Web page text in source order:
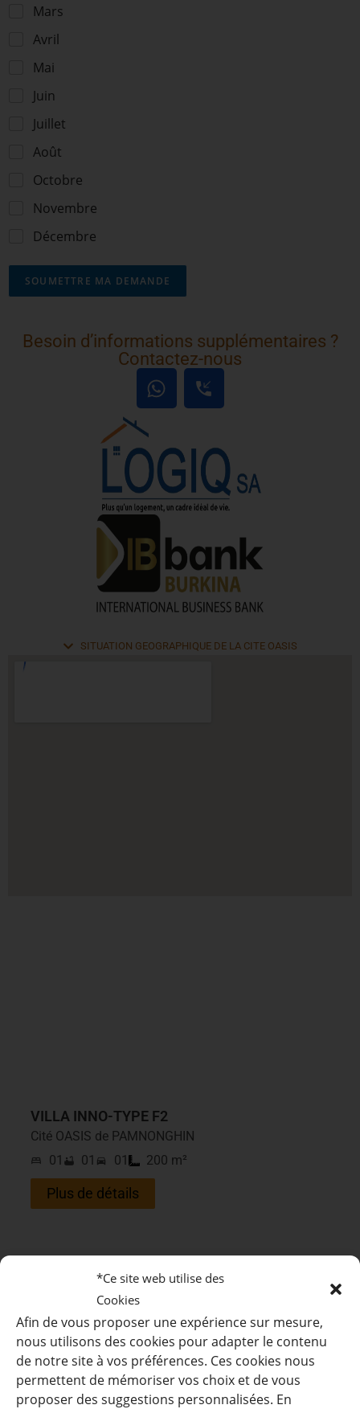
*Ce site web utilise des
Cookies
Afin de vous proposer une expérience sur mesure,
nous utilisons des cookies pour adapter le contenu
de notre site à vos préférences. Ces cookies nous
permettent de mémoriser vos choix et de vous
proposer des suggestions personnalisées. En
Mars
Avril
Mai
Juin
Juillet
Août
Octobre
Novembre
Décembre
SOUMETTRE MA DEMANDE
Besoin d’informations supplémentaires ?
Contactez-nous
SITUATION GEOGRAPHIQUE DE LA CITE OASIS
VILLA INNO-TYPE F2
Cité OASIS de PAMNONGHIN
01
01 01 200 m²
Plus de détails